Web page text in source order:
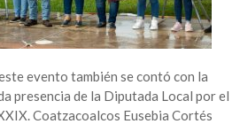
evento también se contó con la
presencia de la Diputada Local por el
Coatzacoalcos Eusebia Cortés